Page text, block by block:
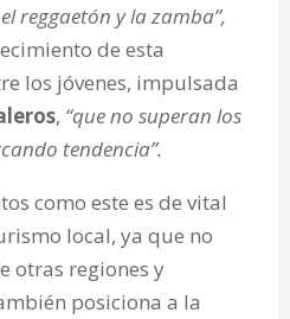
reggaetón y la zamba”,
de esta
los jóvenes, impulsada
, “que no superan los
tendencia”.
como este es de vital
local, ya que no
otras regiones y
posiciona a la